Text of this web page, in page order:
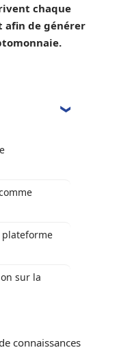
chaque
afin de générer
plateforme
sur la
connaissances